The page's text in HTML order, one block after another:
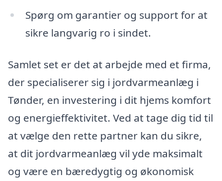
Spørg om garantier og support for at
sikre langvarig ro i sindet.
Samlet set er det at arbejde med et firma,
der specialiserer sig i jordvarmeanlæg i
Tønder, en investering i dit hjems komfort
og energieffektivitet. Ved at tage dig tid til
at vælge den rette partner kan du sikre,
at dit jordvarmeanlæg vil yde maksimalt
og være en bæredygtig og økonomisk